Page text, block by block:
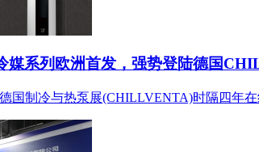
媒系列欧洲首发，强势登陆德国
德国制冷与热泵展(CHILLVENTA)时隔四